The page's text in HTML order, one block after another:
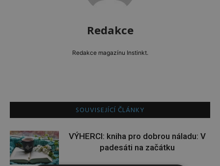
Redakce
Redakce magazínu Instinkt.
SOUVISEJÍCÍ ČLÁNKY
VÝHERCI: kniha pro dobrou náladu: V
padesáti na začátku